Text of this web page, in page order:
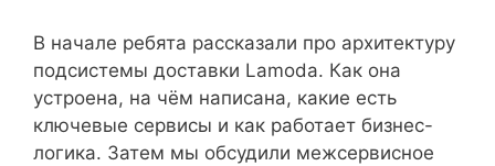
В начале ребята рассказали про архитектуру
подсистемы доставки Lamoda. Как она
устроена, на чём написана, какие есть
ключевые сервисы и как работает бизнес-
логика. Затем мы обсудили межсервисное